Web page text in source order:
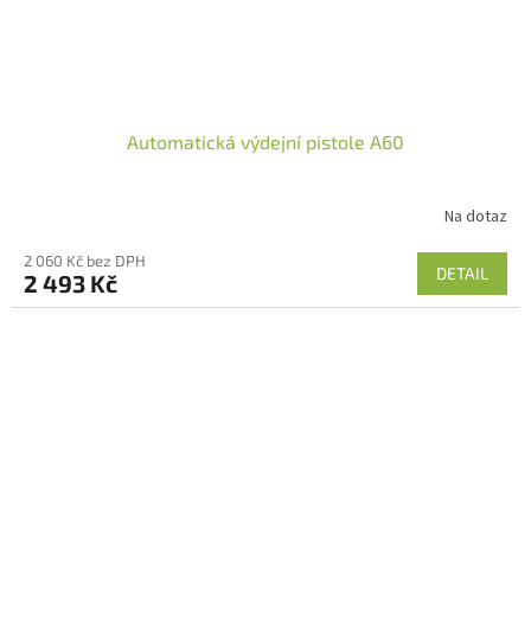
Automatická výdejní pistole A60
Na dotaz
2 060 Kč bez DPH
2 493 Kč DETAIL